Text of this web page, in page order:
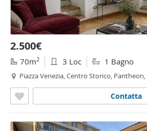
2.500€
70m2 3 Loc 1 Bagno
Piazza Venezia, Centro Storico, Pantheon,
Contatta